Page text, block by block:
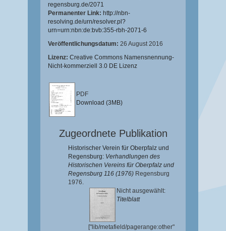
regensburg.de/2071
Permanenter Link: http://nbn-
resolving.de/urn/resolver.pl?
urn=urn:nbn:de:bvb:355-rbh-2071-6
Veröffentlichungsdatum: 26 August 2016
Lizenz: Creative Commons Namensnennung-
Nicht-kommerziell 3.0 DE Lizenz
PDF
Download (3MB)
Zugeordnete Publikation
Historischer Verein für Oberpfalz und
Regensburg: Verhandlungen des
Historischen Vereins für Oberpfalz und
Regensburg 116 (1976) Regensburg
1976.
Nicht ausgewählt:
Titelblatt
["lib/metafield/pagerange:other"